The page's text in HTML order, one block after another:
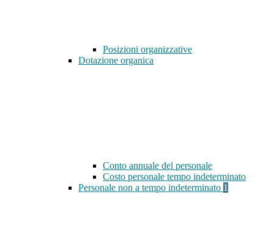
Posizioni organizzative
Dotazione organica
Conto annuale del personale
Costo personale tempo indeterminato
Personale non a tempo indeterminato 1